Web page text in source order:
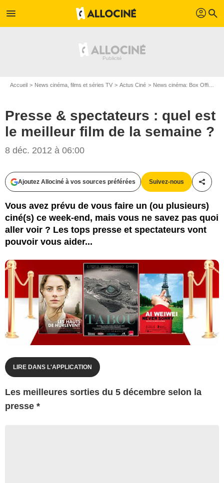
menu profil search
Accueil News cinéma, films et séries TV Actus Ciné News cinéma: Box Office
Presse & spectateurs : quel est
le meilleur film de la semaine ?
8 déc. 2012 à 06:00
Ajoutez Allociné à vos sources préférées Suivez-nous
Vous avez prévu de vous faire un (ou plusieurs)
ciné(s) ce week-end, mais vous ne savez pas quoi
aller voir ? Les tops presse et spectateurs vont
pouvoir vous aider...
LIRE DANS L'APPLICATION
Les meilleures sorties du 5 décembre selon la
presse *